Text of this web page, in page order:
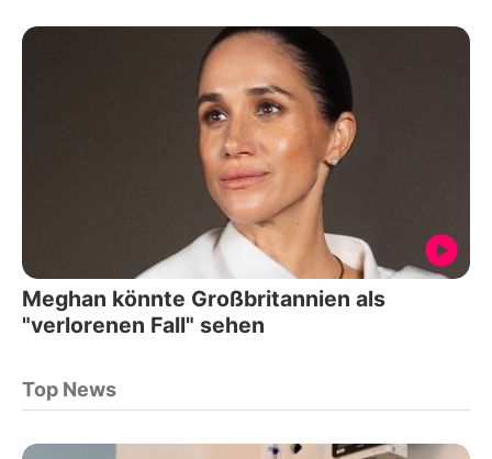
Meghan könnte Großbritannien als
"verlorenen Fall" sehen
Top News